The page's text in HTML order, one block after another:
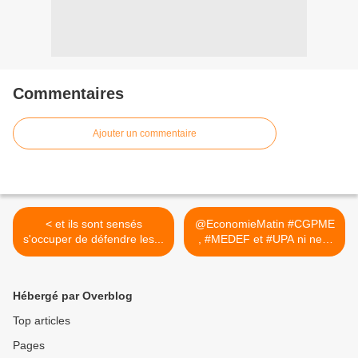
Commentaires
Ajouter un commentaire
< et ils sont sensés
s'occuper de défendre les...
@EconomieMatin #CGPME
, #MEDEF et #UPA ni ne...
>
Hébergé par Overblog
Top articles
Pages